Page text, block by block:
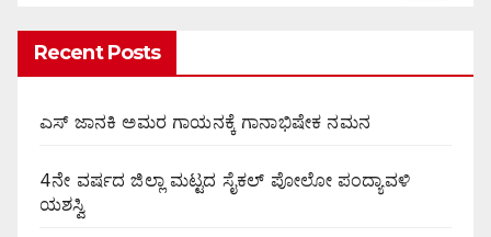
Recent Posts
ಎಸ್ ಜಾನಕಿ ಅಮರ ಗಾಯನಕ್ಕೆ ಗಾನಾಭಿಷೇಕ ನಮನ
4ನೇ ವರ್ಷದ ಜಿಲ್ಲಾ ಮಟ್ಟದ ಸೈಕಲ್ ಪೋಲೋ ಪಂದ್ಯಾವಳಿ
ಯಶಸ್ವಿ